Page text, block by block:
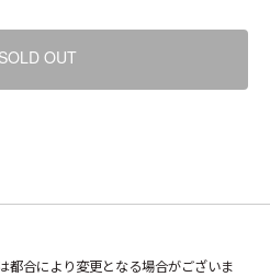
SOLD OUT
合により変更となる場合がございま